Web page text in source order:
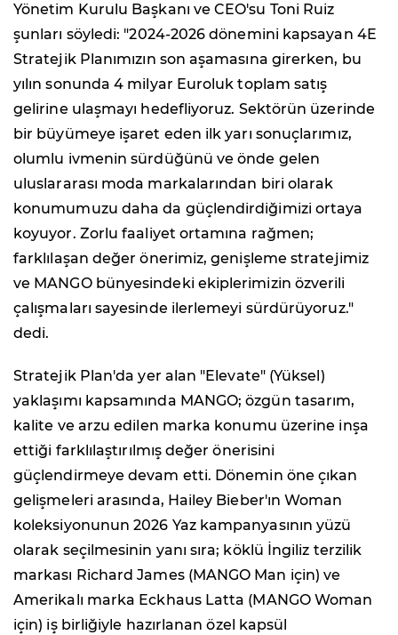
Yönetim Kurulu Başkanı ve CEO'su Toni Ruiz
şunları söyledi: "2024-2026 dönemini kapsayan 4E
Stratejik Planımızın son aşamasına girerken, bu
yılın sonunda 4 milyar Euroluk toplam satış
gelirine ulaşmayı hedefliyoruz. Sektörün üzerinde
bir büyümeye işaret eden ilk yarı sonuçlarımız,
olumlu ivmenin sürdüğünü ve önde gelen
uluslararası moda markalarından biri olarak
konumumuzu daha da güçlendirdiğimizi ortaya
koyuyor. Zorlu faaliyet ortamına rağmen;
farklılaşan değer önerimiz, genişleme stratejimiz
ve MANGO bünyesindeki ekiplerimizin özverili
çalışmaları sayesinde ilerlemeyi sürdürüyoruz."
dedi.
Stratejik Plan'da yer alan "Elevate" (Yüksel)
yaklaşımı kapsamında MANGO; özgün tasarım,
kalite ve arzu edilen marka konumu üzerine inşa
ettiği farklılaştırılmış değer önerisini
güçlendirmeye devam etti. Dönemin öne çıkan
gelişmeleri arasında, Hailey Bieber'ın Woman
koleksiyonunun 2026 Yaz kampanyasının yüzü
olarak seçilmesinin yanı sıra; köklü İngiliz terzilik
markası Richard James (MANGO Man için) ve
Amerikalı marka Eckhaus Latta (MANGO Woman
için) iş birliğiyle hazırlanan özel kapsül